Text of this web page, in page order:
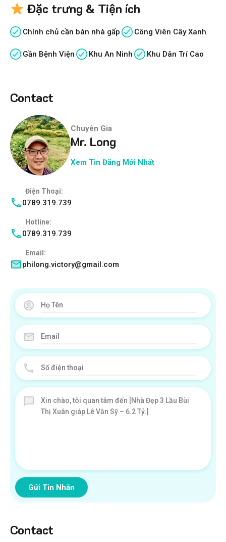
Đặc trưng & Tiện ích
Chính chủ cần bán nhà gấp Công Viên Cây Xanh
Gần Bệnh Viện Khu An Ninh Khu Dân Trí Cao
Contact
Chuyên Gia
Mr. Long
Xem Tin Đăng Mới Nhất
Điện Thoại:
0789.319.739
Hotline:
0789.319.739
Email:
philong.victory@gmail.com
Gửi Tin Nhắn
Contact